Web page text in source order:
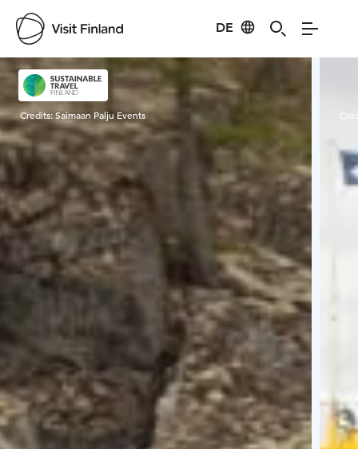
DE
Visit Finland
Credits:Saimaan Palju Events